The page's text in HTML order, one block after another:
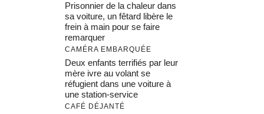
Prisonnier de la chaleur dans
sa voiture, un fêtard libère le
frein à main pour se faire
remarquer
CAMÉRA EMBARQUÉE
Deux enfants terrifiés par leur
mère ivre au volant se
réfugient dans une voiture à
une station-service
CAFÉ DÉJANTÉ